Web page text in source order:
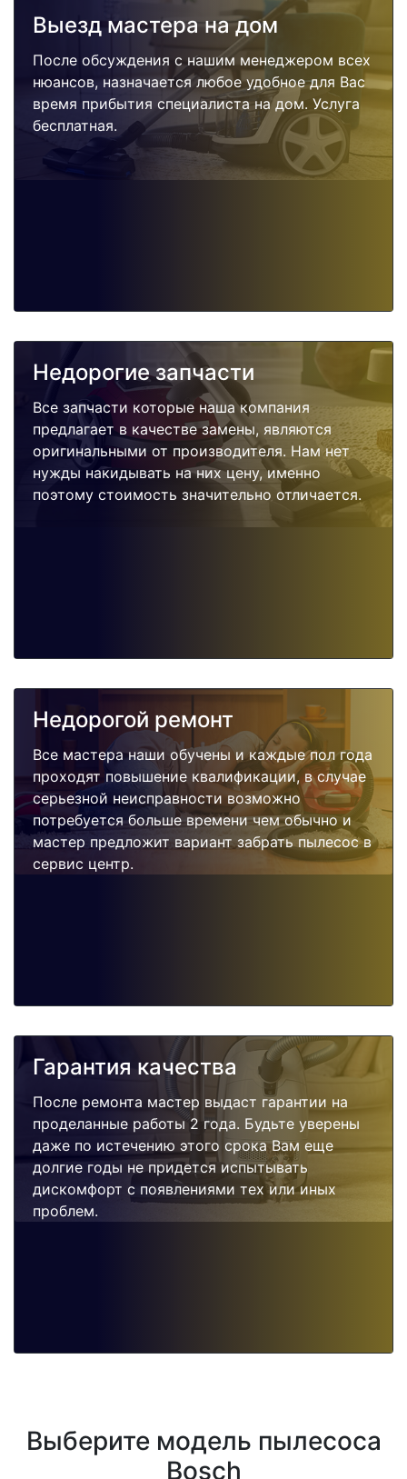
Выезд мастера на дом
После обсуждения с нашим менеджером всех
нюансов, назначается любое удобное для Вас
время прибытия специалиста на дом. Услуга
бесплатная.
Недорогие запчасти
Все запчасти которые наша компания
предлагает в качестве замены, являются
оригинальными от производителя. Нам нет
нужды накидывать на них цену, именно
поэтому стоимость значительно отличается.
Недорогой ремонт
Все мастера наши обучены и каждые пол года
проходят повышение квалификации, в случае
серьезной неисправности возможно
потребуется больше времени чем обычно и
мастер предложит вариант забрать пылесос в
сервис центр.
Гарантия качества
После ремонта мастер выдаст гарантии на
проделанные работы 2 года. Будьте уверены
даже по истечению этого срока Вам еще
долгие годы не придется испытывать
дискомфорт с появлениями тех или иных
проблем.
Выберите модель пылесоса
Bosch